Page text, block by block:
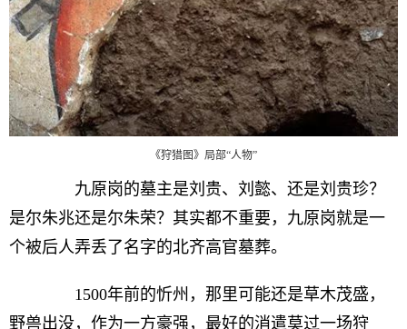
《狩猎图》局部“人物”
九原岗的墓主是刘贵、刘懿、还是刘贵珍？
是尔朱兆还是尔朱荣？其实都不重要，九原岗就是一
个被后人弄丢了名字的北齐高官墓葬。
1500年前的忻州，那里可能还是草木茂盛，
野兽出没，作为一方豪强，最好的消遣莫过一场狩